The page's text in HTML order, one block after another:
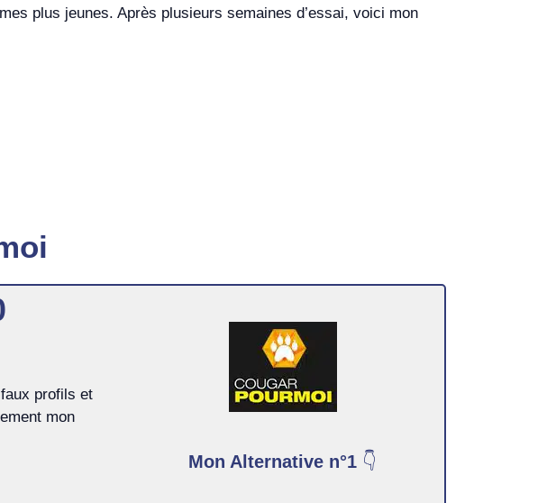
plus jeunes. Après plusieurs semaines d’essai, voici mon
profils et
mon
Mon Alternative n°1 👇